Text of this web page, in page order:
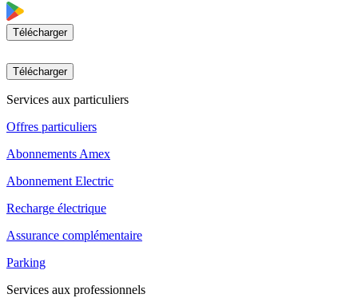
Télécharger
Télécharger
Services aux particuliers
Offres particuliers
Abonnements Amex
Abonnement Electric
Recharge électrique
Assurance complémentaire
Parking
Services aux professionnels